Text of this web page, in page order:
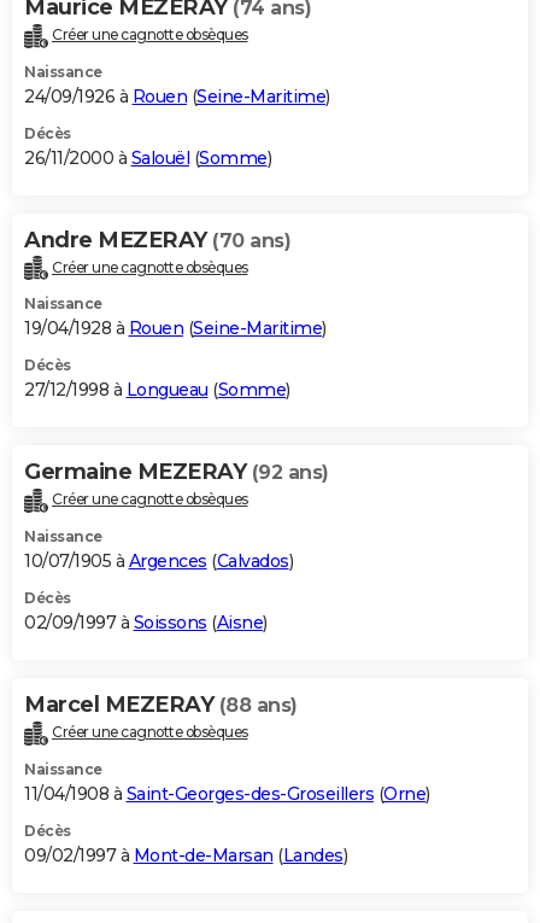
Maurice MEZERAY (74 ans)
Créer une cagnotte obsèques
Naissance
24/09/1926 à Rouen (Seine-Maritime)
Décès
26/11/2000 à Salouël (Somme)
Andre MEZERAY (70 ans)
Créer une cagnotte obsèques
Naissance
19/04/1928 à Rouen (Seine-Maritime)
Décès
27/12/1998 à Longueau (Somme)
Germaine MEZERAY (92 ans)
Créer une cagnotte obsèques
Naissance
10/07/1905 à Argences (Calvados)
Décès
02/09/1997 à Soissons (Aisne)
Marcel MEZERAY (88 ans)
Créer une cagnotte obsèques
Naissance
11/04/1908 à Saint-Georges-des-Groseillers (Orne)
Décès
09/02/1997 à Mont-de-Marsan (Landes)